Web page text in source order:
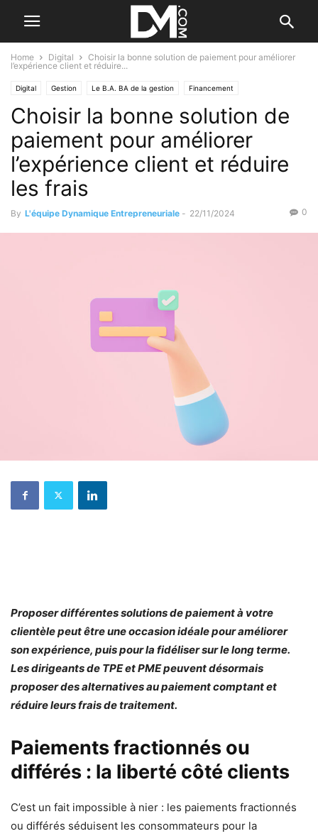
Home Digital
Choisir la bonne solution de paiement pour améliorer
l’expérience client et réduire...
Digital Gestion Le B.A. BA de la gestion Financement
Le B.A. BA du financement
Choisir la bonne solution de
paiement pour améliorer
l’expérience client et réduire
les frais
By L'équipe Dynamique Entrepreneuriale - 22/11/2024 0
Proposer différentes solutions de paiement à votre
clientèle peut être une occasion idéale pour améliorer
son expérience, puis pour la fidéliser sur le long terme.
Les dirigeants de TPE et PME peuvent désormais
proposer des alternatives au paiement comptant et
réduire leurs frais de traitement.
Paiements fractionnés ou
différés : la liberté côté clients
C’est un fait impossible à nier : les paiements fractionnés
ou différés séduisent les consommateurs pour la